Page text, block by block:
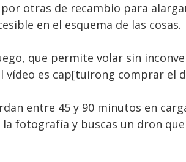
otras de recambio para
en el esquema de las cosas.
que permite volar sin
vídeo es cap[tuirong comprar el
entre 45 y 90 minutos en
fotografía y buscas un dron